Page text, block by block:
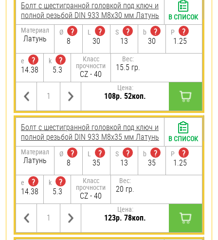
Болт с шестигранной головкой под ключ и
полной резьбой DIN 933 М8х30 мм Латунь
Материал
Латунь
Ø
?
8
L
?
30
S
?
13
b
?
30
P
?
1.25
e
?
14.38
k
?
5.3
Класс
прочности
CZ - 40
Вес:
15.5 гр.
Цена:
108р. 52коп.
В СПИСОК
Болт с шестигранной головкой под ключ и
полной резьбой DIN 933 М8х35 мм Латунь
Материал
Латунь
Ø
?
8
L
?
35
S
?
13
b
?
35
P
?
1.25
e
?
14.38
k
?
5.3
Класс
прочности
CZ - 40
Вес:
20 гр.
Цена:
123р. 78коп.
В СПИСОК